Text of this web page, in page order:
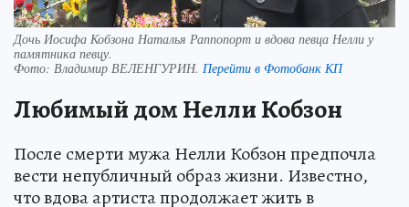
Дочь Иосифа Кобзона Наталья Раппопорт и вдова певца Нелли у
памятника певцу.
Фото: Владимир ВЕЛЕНГУРИН. Перейти в Фотобанк КП
Любимый дом Нелли Кобзон
После смерти мужа Нелли Кобзон предпочла
вести непубличный образ жизни. Известно,
что вдова артиста продолжает жить в